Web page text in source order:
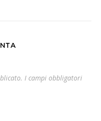
I campi obbligatori